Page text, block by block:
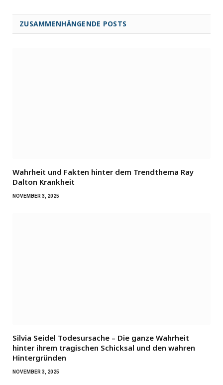
ZUSAMMENHÄNGENDE POSTS
Wahrheit und Fakten hinter dem Trendthema Ray
Dalton Krankheit
NOVEMBER 3, 2025
Silvia Seidel Todesursache – Die ganze Wahrheit
hinter ihrem tragischen Schicksal und den wahren
Hintergründen
NOVEMBER 3, 2025